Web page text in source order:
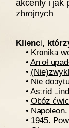
akcenty i jak
zbrojnych.
Klienci,
• Kronika
• Anioł
•
• Nie
• Astrid
• Obóz
•
• 1945.